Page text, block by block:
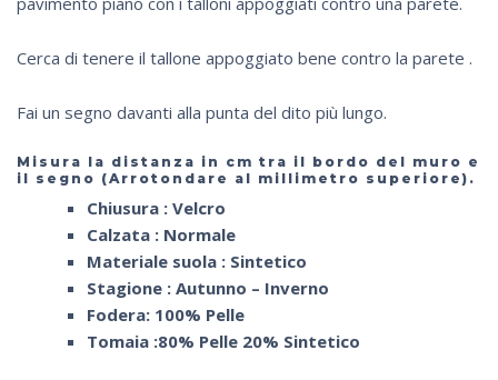
Cerca di tenere il tallone appoggiato bene contro la parete .
Fai un segno davanti alla punta del dito più lungo.
Misura la distanza in cm tra il bordo del muro e
il segno (Arrotondare al millimetro superiore).
Chiusura : Velcro
Calzata : Normale
Materiale suola : Sintetico
Stagione : Autunno – Inverno
Fodera: 100% Pelle
Tomaia :80% Pelle 20% Sintetico